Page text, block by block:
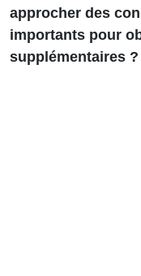
approcher des
importants pour
supplémentaires